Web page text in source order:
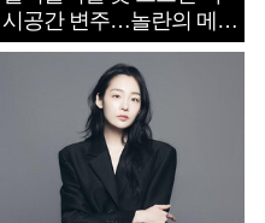
시공간 변주…놀란의 메시
지는 ‘전쟁 속죄’